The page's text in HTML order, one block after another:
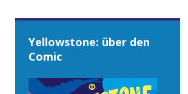
Yellowstone: über den
Comic